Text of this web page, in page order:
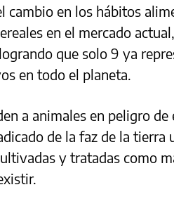
cambio en los hábitos
en el mercado
que solo 9 ya
en todo el planeta.
a animales en peligro
de la faz de la tierra
y tratadas como